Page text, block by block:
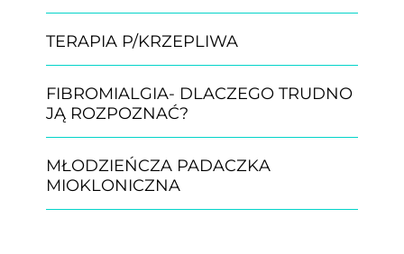
TERAPIA P/KRZEPLIWA
FIBROMIALGIA- DLACZEGO TRUDNO
JĄ ROZPOZNAĆ?
MŁODZIEŃCZA PADACZKA
MIOKLONICZNA